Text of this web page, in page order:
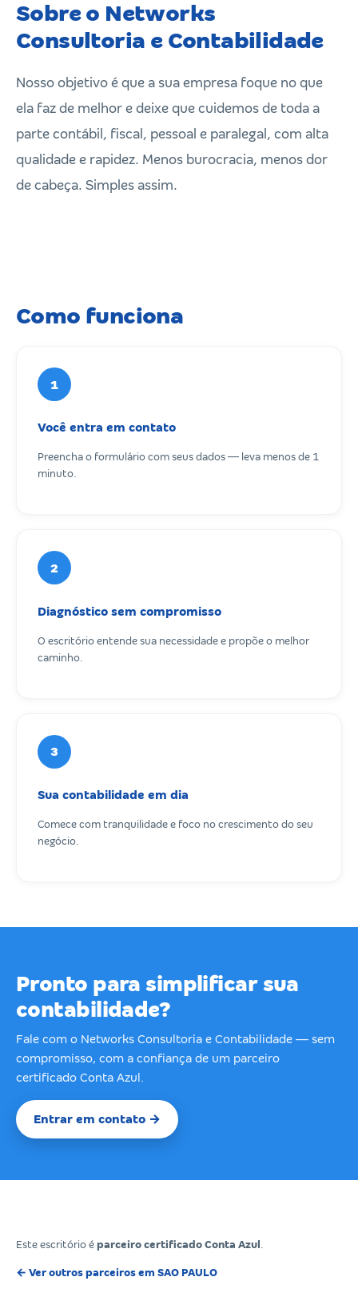
Sobre o Networks
Consultoria e Contabilidade
Nosso objetivo é que a sua empresa foque no que
ela faz de melhor e deixe que cuidemos de toda a
parte contábil, fiscal, pessoal e paralegal, com alta
qualidade e rapidez. Menos burocracia, menos dor
de cabeça. Simples assim.
Como funciona
1
Você entra em contato
Preencha o formulário com seus dados — leva menos de 1
minuto.
2
Diagnóstico sem compromisso
O escritório entende sua necessidade e propõe o melhor
caminho.
3
Sua contabilidade em dia
Comece com tranquilidade e foco no crescimento do seu
negócio.
Pronto para simplificar sua
contabilidade?
Fale com o Networks Consultoria e Contabilidade — sem
compromisso, com a confiança de um parceiro
certificado Conta Azul.
Entrar em contato →
Este escritório é parceiro certificado Conta Azul
← Ver outros parceiros em SAO PAULO